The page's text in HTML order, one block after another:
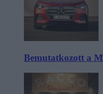
Bemutatkozott a